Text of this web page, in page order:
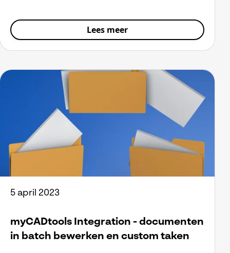
Lees meer
5 april 2023
myCADtools Integration - documenten
in batch bewerken en custom taken